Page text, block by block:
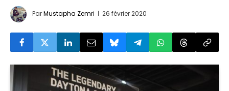
ParMustapha Zemri 26 février 2020